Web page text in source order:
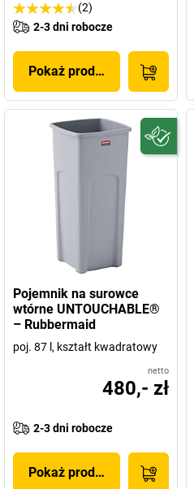
(2)
2-3 dni robocze
Pokaż produkt
Pojemnik na surowce
wtórne UNTOUCHABLE®
– Rubbermaid
poj. 87 l, kształt kwadratowy
netto
480,- zł
2-3 dni robocze
Pokaż produkt